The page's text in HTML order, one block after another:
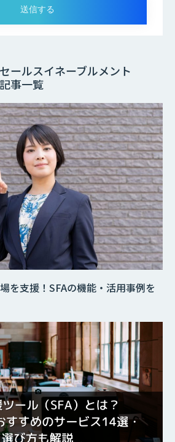
ールスイネーブルメント
事一覧
を支援！SFAの機能・活用事例を